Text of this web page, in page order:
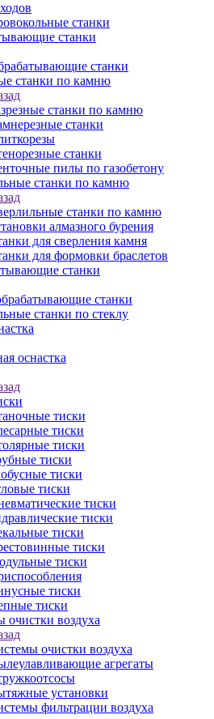
станки
станки
станки
станки по камню
станки по камню
станки
станки
пилы по газобетону
станки по камню
станки по камню
алмазного бурения
для сверления камня
для формовки браслетов
станки
станки
станки по стеклу
оснастка
тиски
тиски
тиски
тиски
тиски
тиски
тиски
тиски
тиски
тиски
тиски
тиски
тиски
очистки воздуха
очистки воздуха
агрегаты
установки
фильтрации воздуха